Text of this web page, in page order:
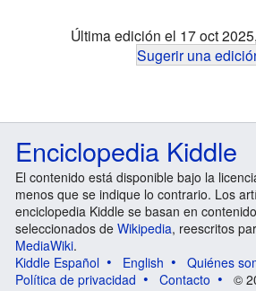
Última edición el 17 oct
Sugerir una
Enciclopedia Kiddle
El contenido está disponible bajo la
menos que se indique lo contrario. Los
enciclopedia Kiddle se basan en
seleccionados de Wikipedia, reescritos
MediaWiki.
Kiddle Español
English
Quiénes
Política de privacidad
Contacto ©